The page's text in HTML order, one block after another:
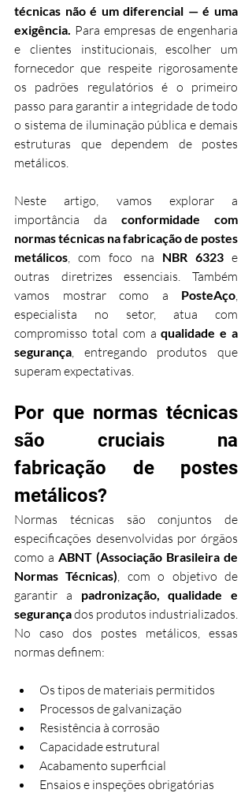
técnicas não é um diferencial — é uma
exigência. Para empresas de engenharia
e clientes institucionais, escolher um
fornecedor que respeite rigorosamente
os padrões regulatórios é o primeiro
passo para garantir a integridade de todo
o sistema de iluminação pública e demais
estruturas que dependem de postes
metálicos.
Neste artigo, vamos explorar a
importância da conformidade com
normas técnicas na fabricação de postes
metálicos , com foco na NBR 6323 e
outras diretrizes essenciais. Também
vamos mostrar como a PosteAço
especialista no setor, atua com
compromisso total com a qualidade e a
segurança , entregando produtos que
superam expectativas.
Por que normas técnicas
são cruciais na
fabricação de postes
metálicos?
Normas técnicas são conjuntos de
especificações desenvolvidas por órgãos
como a ABNT (Associação Brasileira de
Normas Técnicas)
, com o objetivo de
garantir a
padronização, qualidade e
segurança dos produtos industrializados.
No caso dos postes metálicos, essas
normas definem:
Os tipos de materiais permitidos
Processos de galvanização
Resistência à corrosão
Capacidade estrutural
Acabamento superficial
Ensaios e inspeções obrigatórias